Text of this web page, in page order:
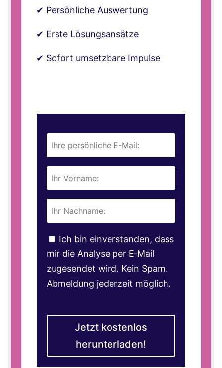
✔ Persönliche Auswertung
✔ Erste Lösungsansätze
✔ Sofort umsetzbare Impulse
Ich bin einverstanden, dass
mir die Analyse per E‑Mail
zugesendet wird. Kein Spam.
Abmeldung jederzeit möglich.
Jetzt kostenlos
herunterladen!